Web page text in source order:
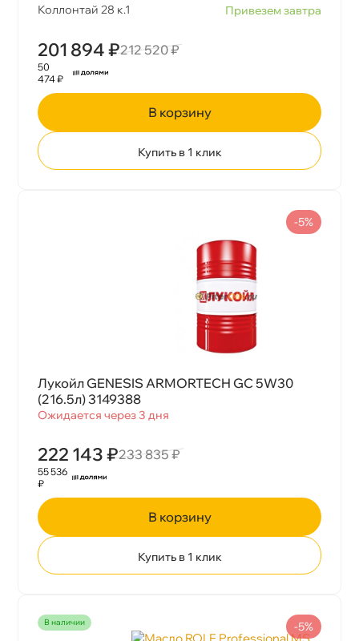
Коллонтай 28 к.1
Привезем завтра
201 894 ₽212 520 ₽
50
474 ₽
корзину
Купить в 1 клик
Лукойл GENESIS ARMORTECH GC 5W30
(216.5л) 3149388
Ожидается через 3 дня
222 143 ₽233 835 ₽
-5%
55 536
₽
корзину
Купить в 1 клик
наличии -5%